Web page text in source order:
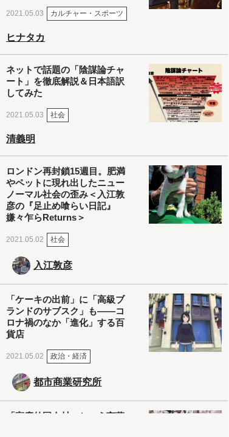
2021.05.03 カルチャー・スポーツ
ヒナタカ
ネットで話題の「陰謀論チャ
ート」を徹底解説＆日本語訳
してみた
2021.05.03 社会
清義明
ロンドン再封鎖15週目。肥満
やペットに現れ出したニュー
ノーマル社会の歪み＜入江敦
彦の『足止め喰らい日記』
嫌々乍らReturns＞
2021.05.02 社会
入江敦彦
「ケーキの出前」に「高級ブ
ランドのサブスク」も――コ
ロナ禍のなか「進化」する百
貨店
2021.05.02 政治・経済
都市商業研究所
「高度外国人材」という言葉